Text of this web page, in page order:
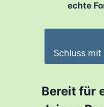
echte
Schluss
Bereit für